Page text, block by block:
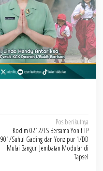
Pos berikutnya
Kodim 0212/TS Bersama Yonif TP
901/Suhul Gading dan Yonzipur 1/DD
Mulai Bangun Jembatan Modular di
Tapsel